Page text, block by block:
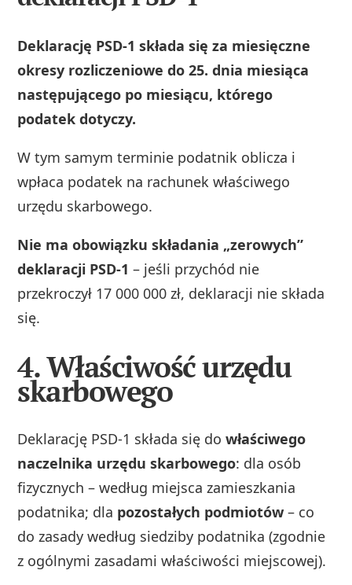
Deklarację PSD‑1 składa się za miesięczne
okresy rozliczeniowe do 25. dnia miesiąca
następującego po miesiącu, którego
podatek dotyczy.
W tym samym terminie podatnik oblicza i
wpłaca podatek na rachunek właściwego
urzędu skarbowego.
Nie ma obowiązku składania „zerowych”
deklaracji PSD‑1 – jeśli przychód nie
przekroczył 17 000 000 zł, deklaracji nie składa
się.
4. Właściwość urzędu
skarbowego
Deklarację PSD‑1 składa się dowłaściwego
naczelnika urzędu skarbowego: dla osób
fizycznych – według miejsca zamieszkania
podatnika; dla pozostałych podmiotów – co
do zasady według siedziby podatnika (zgodnie
z ogólnymi zasadami właściwości miejscowej).